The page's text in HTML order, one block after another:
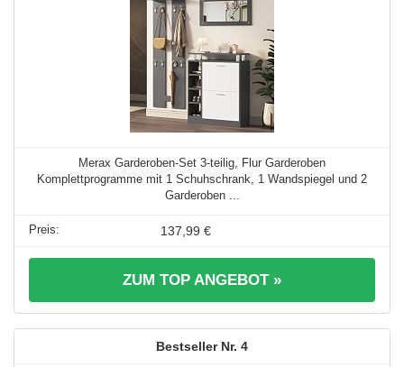
Merax Garderoben-Set 3-teilig, Flur Garderoben
Komplettprogramme mit 1 Schuhschrank, 1 Wandspiegel und 2
Garderoben ...
137,99 €
ZUM TOP ANGEBOT »
4